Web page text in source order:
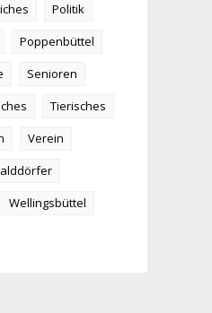
Politik
Poppenbüttel
Senioren
Tierisches
Verein
Wellingsbüttel